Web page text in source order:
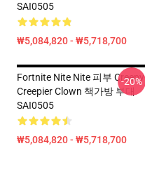
SAI0505
₩5,084,820 - ₩5,718,700
Fortnite Nite Nite 피부 Creepy
Creepier Clown 책가방 부대
SAI0505
₩5,084,820 - ₩5,718,700
-20%